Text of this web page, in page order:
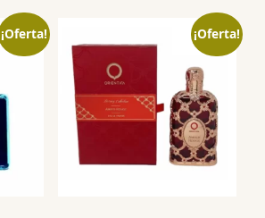
¡Oferta! ¡Oferta!